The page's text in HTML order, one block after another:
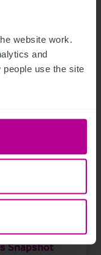
website work.
and
use the site
Snapshot